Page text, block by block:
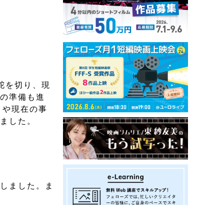
を切り、現
準備も進
現在の事
した。
ました。ま